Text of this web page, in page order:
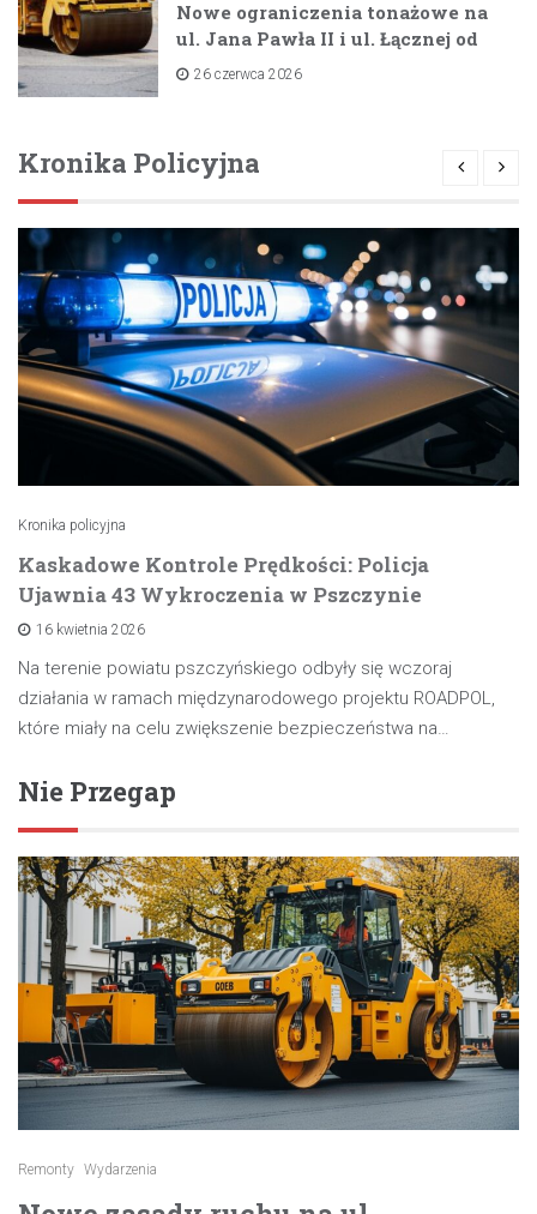
Nowe ograniczenia tonażowe na
ul. Jana Pawła II i ul. Łącznej od
lipca 2026 roku
26 czerwca 2026
Kronika Policyjna
Kronika policyjna
Kaskadowe Kontrole Prędkości: Policja
Ujawnia 43 Wykroczenia w Pszczynie
16 kwietnia 2026
Na terenie powiatu pszczyńskiego odbyły się wczoraj
działania w ramach międzynarodowego projektu ROADPOL,
które miały na celu zwiększenie bezpieczeństwa na…
Nie Przegap
Remonty Wydarzenia